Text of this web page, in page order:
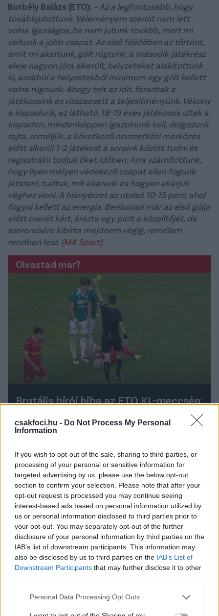
csakfoci.hu - Do Not Process My Personal
Information
If you wish to opt-out of the sale, sharing to third parties, or
processing of your personal or sensitive information for
targeted advertising by us, please use the below opt-out
section to confirm your selection. Please note that after your
opt-out request is processed you may continue seeing
interest-based ads based on personal information utilized by
us or personal information disclosed to third parties prior to
your opt-out. You may separately opt-out of the further
disclosure of your personal information by third parties on the
IAB’s list of downstream participants. This information may
also be disclosed by us to third parties on the IAB’s List of
Downstream Participants that may further disclose it to other
Please note that this website/app uses one or more Google
Personal Data Processing Opt Outs
Borbély Balázs (ETO): – Az a legfontosabb, hogy
továbbjutottunk. Véleményem szerint nem lett
volna igazságos, ha nem jutunk tovább, mert mi
voltunk a jobb csapat. Az első félidőben az történt,
amit mi akartunk, gólt rúgtunk, a második játékrész
eleje nagyon jóra sikerült, helyzeteket alakítottunk
ki, azokból a helyzetekből minimum egy gólt kellett
volna rúgnunk. Ahogy telt az idő, fáradtak a
játékosaink és visszaesett a teljesítményünk. Vékony
a kispadunk, ez látható, 18-19 éves játékosok ültek a
kispadon, mindenképpen igazolnunk kell, dolgozunk
rajta, reméljük, a következő nemzetközi mérkőzés
előtt sikerül 1-2 játékost a soraink között tudni és
regisztrálni tudjuk őket időben. Arra számítottunk,
hogy ilyen mélyen védekező csapat ellen fogunk
játszani, tudtuk, mit akarunk és hogyan akarjuk
véghez vinni. A hiányérzet az utolsó 10-15 perc, ahol
fogyni kellett az energia. Benbouali már az első gólja
előtt cserét kért, érezte egy picit a közelítőjét, de
szerencsére kibírta majdnem végig, remélem
rendben lesz. (M4 Sport)
Olvastad már?
Brutális bírói hiba az ETO KL-meccsén:
győri játékosnak, mégsem állították
ki - videó
Stefuljnak kétszer is egyértelműen felmutatta a
sárga lapot a koszovói bíró, ám nem állította ki. Az
uefa.com tudósításában Boldor kapott sárga lapot a
95. percben, pedig ő a közelben sem volt.
Elolvasom
Maribor–Paksi FC 1-1
A mérkőzésről ide kattintva olvashatsz bővebben!
Bognár György (Paks):– Egy nagyon jó ellenfelet
velük a versenyt, így úgy gondolom, megérdemelt a
továbbjutás. Az első mérkőzésen kevesebb ideig